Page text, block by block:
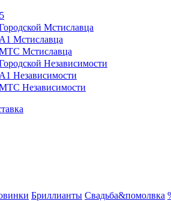
Мстиславца
A1 Мстиславца
Мстиславца
Независимости
A1 Независимости
Независимости
Бриллианты Свадьба&помолвка